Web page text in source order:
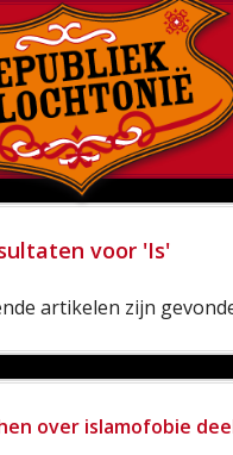
voor 'Is'
artikelen zijn
over islamofobie